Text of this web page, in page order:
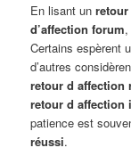
En lisant unretour
d’affection forum
Certains espèrent
d’autres
retour d affection
retour d affection
patience est
réussi.